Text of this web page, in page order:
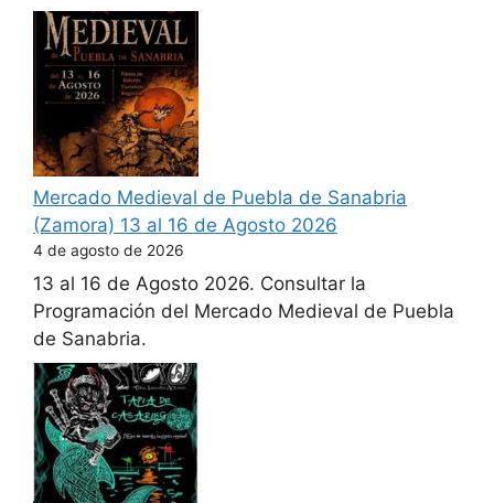
Mercado Medieval de Puebla de Sanabria
(Zamora) 13 al 16 de Agosto 2026
4 de agosto de 2026
13 al 16 de Agosto 2026. Consultar la
Programación del Mercado Medieval de Puebla
de Sanabria.